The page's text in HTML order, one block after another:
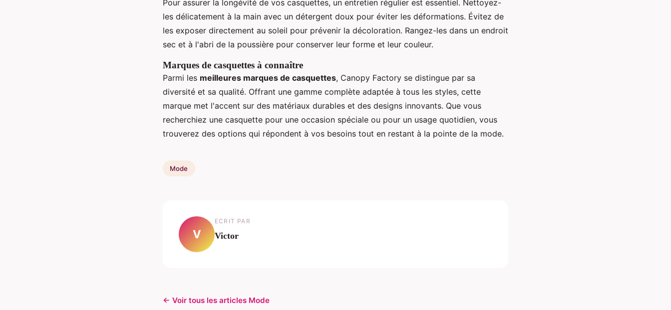
Pour assurer la longévité de vos casquettes, un entretien régulier est essentiel. Nettoyez-
les délicatement à la main avec un détergent doux pour éviter les déformations. Évitez de
les exposer directement au soleil pour prévenir la décoloration. Rangez-les dans un endroit
sec et à l'abri de la poussière pour conserver leur forme et leur couleur.
Marques de casquettes à connaître
Parmi les meilleures marques de casquettes, Canopy Factory se distingue par sa
diversité et sa qualité. Offrant une gamme complète adaptée à tous les styles, cette
marque met l'accent sur des matériaux durables et des designs innovants. Que vous
recherchiez une casquette pour une occasion spéciale ou pour un usage quotidien, vous
trouverez des options qui répondent à vos besoins tout en restant à la pointe de la mode.
Mode
V
ECRIT PAR
Victor
← Voir tous les articles Mode